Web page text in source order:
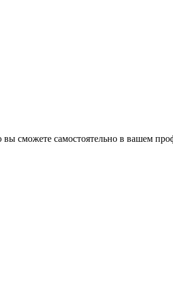
сможете самостоятельно в вашем